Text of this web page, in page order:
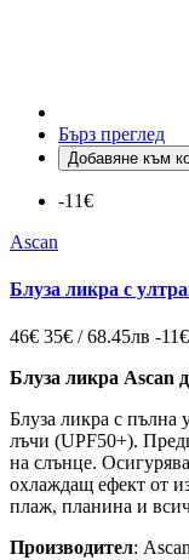
Бърз преглед
Добавяне към
-11€
Ascan
Блуза ликра с
46€ 35€ / 68.45лв -11€
Блуза ликра Ascan
Блуза ликра с пълна
лъчи (UPF50+).
на слънце.
охлаждащ ефект от
плаж, планина и
Производител: